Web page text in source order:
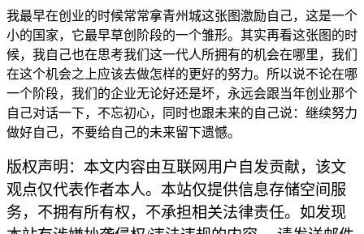
我最早在创业的时候常常拿青州城这张图激励自己，这是一个
小的国家，它最早草创阶段的一个雏形。其实再看这张图的时
候，我自己也在思考我们这一代人所拥有的机会在哪里，我们
在这个机会之上应该去做怎样的更好的努力。所以说不论在哪
一个阶段，我们的企业无论好还是坏，永远会跟当年创业那个
自己对话一下，不忘初心，同时也跟未来的自己说：继续努力
做好自己，不要给自己的未来留下遗憾。
版权声明：本文内容由互联网用户自发贡献，该文
观点仅代表作者本人。本站仅提供信息存储空间服
务，不拥有所有权，不承担相关法律责任。如发现